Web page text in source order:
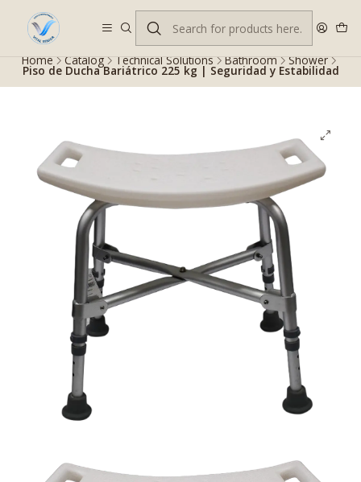
Despacho gratis en RM desde $100.000. Revisa las condiciones.
Home Catalog Technical Solutions Bathroom Shower
Piso de Ducha Bariátrico 225 kg | Seguridad y Estabilidad